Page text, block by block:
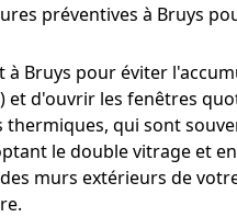
préventives à Bruys
Bruys pour éviter
et d'ouvrir les fenêtres
qui sont
le double vitrage et
murs extérieurs de